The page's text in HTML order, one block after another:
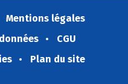
Mentions légales
CGU
Plan du site